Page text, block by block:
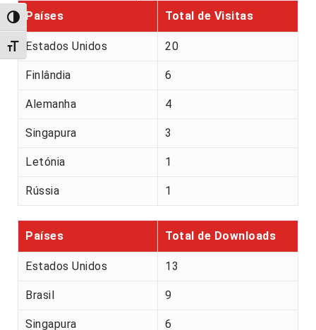
Alternar alto contraste
Alternar tamanho da fonte
Países
Total de Visitas
Estados Unidos 20
Finlândia 6
Alemanha 4
Singapura 3
Letónia 1
Rússia 1
Países Total de Downloads
Estados Unidos 13
Brasil 9
Singapura 6